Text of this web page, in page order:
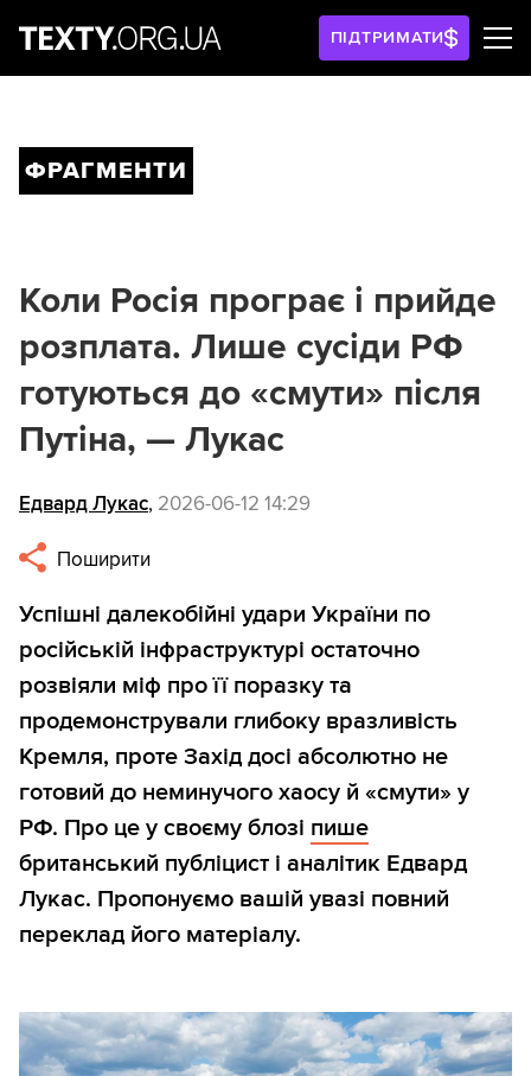
ПІДТРИМАТИ
ФРАГМЕНТИ
Коли Росія програє і прийде
розплата. Лише сусіди РФ
готуються до «смути» після
Путіна, — Лукас
Едвард Лукас, 2026-06-12 14:29
Поширити
Успішні далекобійні удари України по
російській інфраструктурі остаточно
розвіяли міф про її поразку та
продемонстрували глибоку вразливість
Кремля, проте Захід досі абсолютно не
готовий до неминучого хаосу й «смути» у
РФ. Про це у своєму блозі пише
британський публіцист і аналітик Едвард
Лукас. Пропонуємо вашій увазі повний
переклад його матеріалу.